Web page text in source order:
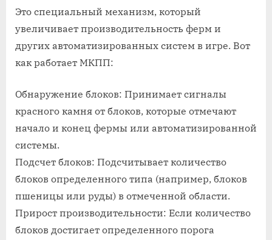
Это специальный механизм, который
увеличивает производительность ферм и
других автоматизированных систем в игре. Вот
как работает МКПП:
Обнаружение блоков: Принимает сигналы
красного камня от блоков, которые отмечают
начало и конец фермы или автоматизированной
системы.
Подсчет блоков: Подсчитывает количество
блоков определенного типа (например, блоков
пшеницы или руды) в отмеченной области.
Прирост производительности: Если количество
блоков достигает определенного порога